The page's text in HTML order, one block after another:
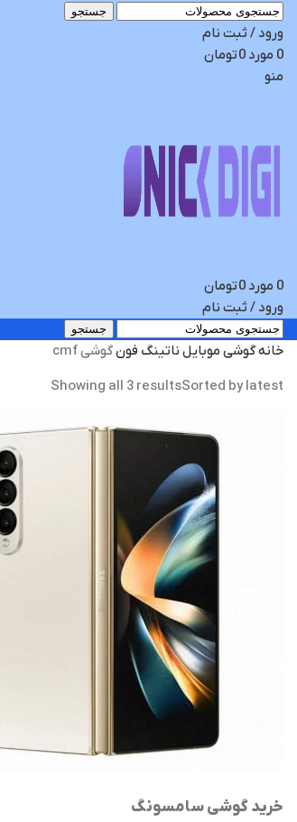
جستجو
ورود / ثبت نام
0 مورد 0تومان
منو
0 مورد 0تومان
ورود / ثبت نام
جستجو
خانهگوشی موبایل ناتینگ فونگوشی cmf
Showing all 3 resultsSorted by latest
خرید گوشی سامسونگ